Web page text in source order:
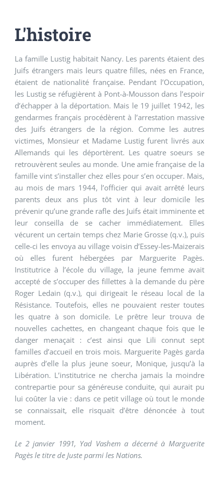
L'histoire
La famille Lustig habitait Nancy. Les parents étaient des
Juifs étrangers mais leurs quatre filles, nées en France,
étaient de nationalité française. Pendant l’Occupation,
les Lustig se réfugièrent à Pont-à-Mousson dans l’espoir
d’échapper à la déportation. Mais le 19 juillet 1942, les
gendarmes français procédèrent à l’arrestation massive
des Juifs étrangers de la région. Comme les autres
victimes, Monsieur et Madame Lustig furent livrés aux
Allemands qui les déportèrent. Les quatre soeurs se
retrouvèrent seules au monde. Une amie française de la
famille vint s’installer chez elles pour s’en occuper. Mais,
au mois de mars 1944, l’officier qui avait arrêté leurs
parents deux ans plus tôt vint à leur domicile les
prévenir qu’une grande rafle des Juifs était imminente et
leur conseilla de se cacher immédiatement. Elles
vécurent un certain temps chez Marie Grosse (q.v.), puis
celle-ci les envoya au village voisin d’Essey-les-Maizerais
où elles furent hébergées par Marguerite Pagès.
Institutrice à l’école du village, la jeune femme avait
accepté de s’occuper des fillettes à la demande du père
Roger Ledain (q.v.), qui dirigeait le réseau local de la
Résistance. Toutefois, elles ne pouvaient rester toutes
les quatre à son domicile. Le prêtre leur trouva de
nouvelles cachettes, en changeant chaque fois que le
danger menaçait : c’est ainsi que Lili connut sept
familles d’accueil en trois mois. Marguerite Pagès garda
auprès d’elle la plus jeune soeur, Monique, jusqu’à la
Libération. L’institutrice ne chercha jamais la moindre
contrepartie pour sa généreuse conduite, qui aurait pu
lui coûter la vie : dans ce petit village où tout le monde
se connaissait, elle risquait d’être dénoncée à tout
moment.
Le 2 janvier 1991, Yad Vashem a décerné à Marguerite
Pagès le titre de Juste parmi les Nations.